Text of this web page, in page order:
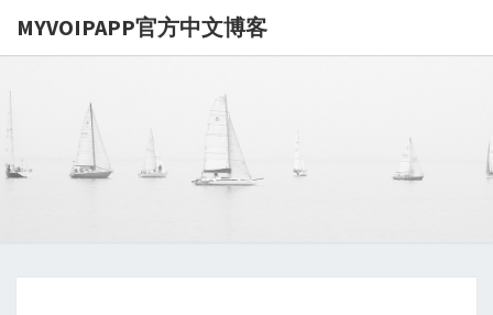
MYVOIPAPP官方中文博客
MYVOIPAPP